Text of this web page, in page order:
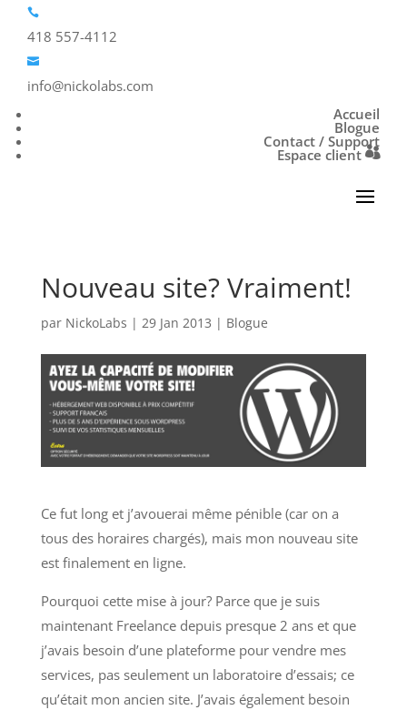

418 557-4112

info@nickolabs.com
Accueil
Blogue
Contact / Support
Espace client
Nouveau site? Vraiment!
par NickoLabs | 29 Jan 2013 | Blogue
Ce fut long et j’avouerai même pénible (car on a
tous des horaires chargés), mais mon nouveau site
est finalement en ligne.
Pourquoi cette mise à jour? Parce que je suis
maintenant Freelance depuis presque 2 ans et que
j’avais besoin d’une plateforme pour vendre mes
services, pas seulement un laboratoire d’essais; ce
qu’était mon ancien site. J’avais également besoin